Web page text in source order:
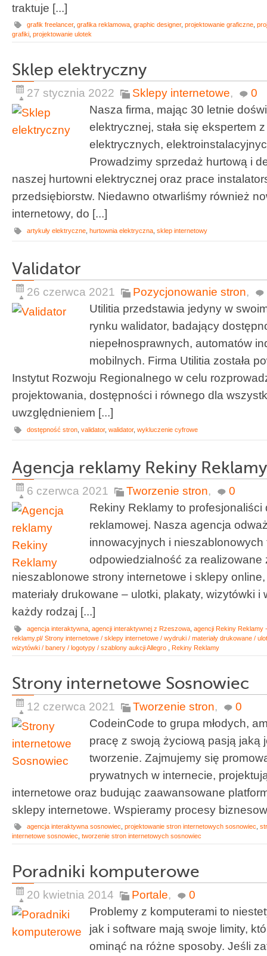
traktuje [...]
grafik freelancer, grafika reklamowa graphic designer, projektowanie graficzne
grafiki projektowanie ulotek
Sklep elektryczny
27 stycznia 2022 Sklepy internetowe,
0
Nasza firma, mając 30 letnie
elektrycznej, stała się ekspertem
elektrycznych,
Prowadzimy sprzedaż hurtową i
naszej hurtowni elektrycznej oraz prace
przedsiębiorstw. Niedawno otwarliśmy również
internetowy, do [...]
artykuły elektryczne hurtownia elektryczna sklep internetowy
Validator
26 czerwca 2021 Pozycjonowanie stron,
Utilitia przedstawia jedyny w
rynku walidator, badający
niepełnosprawnych, automatów
mobilnych. Firma Utilitia została
Instytut Rozwoju Regionalnego w celu
projektowania, dostępności i równego dla
uwzględnieniem [...]
dostępność stron validator, walidator, wykluczenie cyfrowe
Agencja reklamy Rekiny Reklamy
6 czerwca 2021 Tworzenie stron,
0
Rekiny Reklamy to profesjonaliści
reklamowej. Nasza agencja
innowacyjnych i
odpowiedzialność za realizowane
nieszablonowe strony internetowe i sklepy
materiały drukowane – ulotki, plakaty, wizytówki
każdy rodzaj [...]
agencja interaktywna agencji interaktywnej z Rzeszowa agencji Rekiny Reklamy
reklamy.pl/ Strony internetowe / sklepy internetowe / wydruki / materiały drukowane /
wizytówki / banery / logotypy / szablony aukcji Allegro
Rekiny Reklamy
Strony internetowe Sosnowiec
12 czerwca 2021 Tworzenie stron,
0
CodeinCode to grupa młodych,
pracę z swoją życiową pasją jaką
tworzenie. Zajmujemy się
prywatnych w internecie,
internetowe oraz budując zaawansowane
sklepy internetowe. Wspieramy procesy
agencja interaktywna sosnowiec projektowanie stron internetowych sosnowiec
internetowe sosnowiec tworzenie stron internetowych sosnowiec
Poradniki komputerowe
20 kwietnia 2014 Portale,
0
Problemy z komputerami to
jak i software mają swoje limity,
ominąć na różne sposoby. Jeśli